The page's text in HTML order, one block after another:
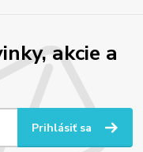
akcie a
Prihlásiť sa